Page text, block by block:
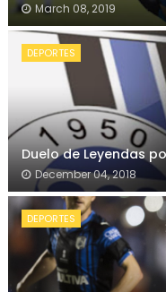
March 08, 2019
DEPORTES
Duelo de Leyendas
December 04, 2018
DEPORTES